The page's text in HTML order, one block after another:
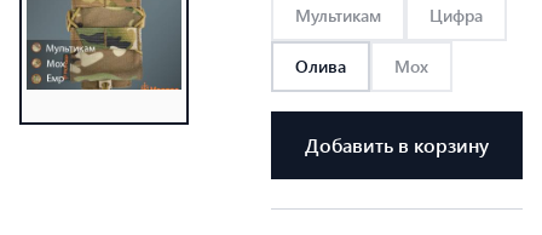
Мультикам Цифра
Олива Мох
Добавить в корзину